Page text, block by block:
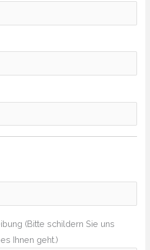
(Bitte schildern Sie uns
Ihnen geht.)